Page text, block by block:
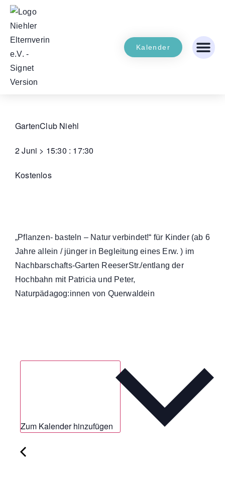
Kalender
GartenClub Niehl
2 Juni > 15:30 : 17:30
Kostenlos
„Pflanzen- basteln – Natur verbindet!“ für Kinder (ab 6
Jahre allein / jünger in Begleitung eines Erw. ) im
Nachbarschafts-Garten ReeserStr./entlang der
Hochbahn mit Patricia und Peter,
Naturpädagog:innen von Querwaldein
Zum Kalender hinzufügen